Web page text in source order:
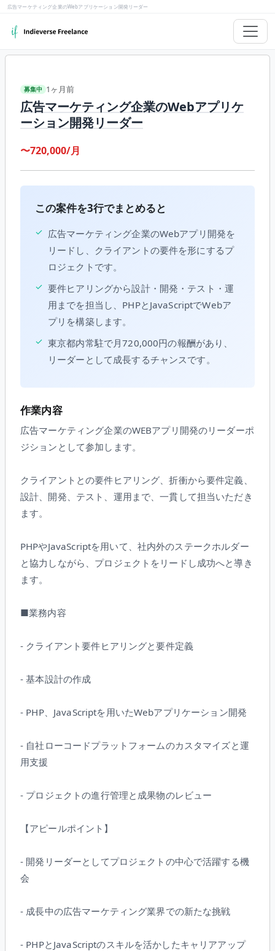
広告マーケティング企業のWebアプリケーション開発リーダー
募集中 1ヶ月前
広告マーケティング企業のWebアプリケ
ーション開発リーダー
〜720,000/月
この案件を3行でまとめると
✓ 広告マーケティング企業のWebアプリ開発を
リードし、クライアントの要件を形にするプ
ロジェクトです。
✓ 要件ヒアリングから設計・開発・テスト・運
用までを担当し、PHPとJavaScriptでWebア
プリを構築します。
✓ 東京都内常駐で月720,000円の報酬があり、
リーダーとして成長するチャンスです。
作業内容
広告マーケティング企業のWEBアプリ開発のリーダーポ
ジションとして参加します。
クライアントとの要件ヒアリング、折衝から要件定義、
設計、開発、テスト、運用まで、一貫して担当いただき
ます。
PHPやJavaScriptを用いて、社内外のステークホルダー
と協力しながら、プロジェクトをリードし成功へと導き
ます。
■業務内容
- クライアント要件ヒアリングと要件定義
- 基本設計の作成
- PHP、JavaScriptを用いたWebアプリケーション開発
- 自社ローコードプラットフォームのカスタマイズと運
用支援
- プロジェクトの進行管理と成果物のレビュー
【アピールポイント】
- 開発リーダーとしてプロジェクトの中心で活躍する機
会
- 成長中の広告マーケティング業界での新たな挑戦
- PHPとJavaScriptのスキルを活かしたキャリアアップ